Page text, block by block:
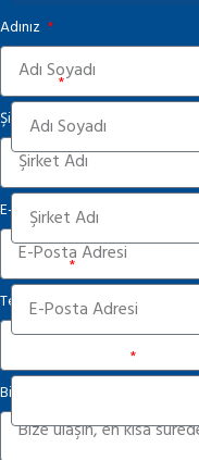
Adınız
Şirket
E-Posta
Telefon Numarası
Bize Mesaj Gönderin
Adınız
Şirket
E-Posta